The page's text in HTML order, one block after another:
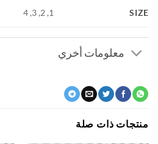
معلومات أخري
ذات صلة